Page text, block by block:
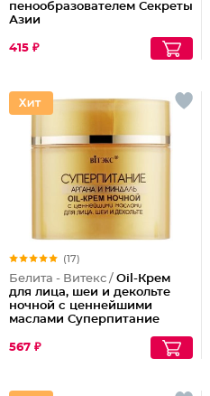
пенообразователем Секреты
Азии
415 ₽
(17)
Белита - Витекс / Oil-Крем
для лица, шеи и декольте
ночной с ценнейшими
маслами Суперпитание
567 ₽